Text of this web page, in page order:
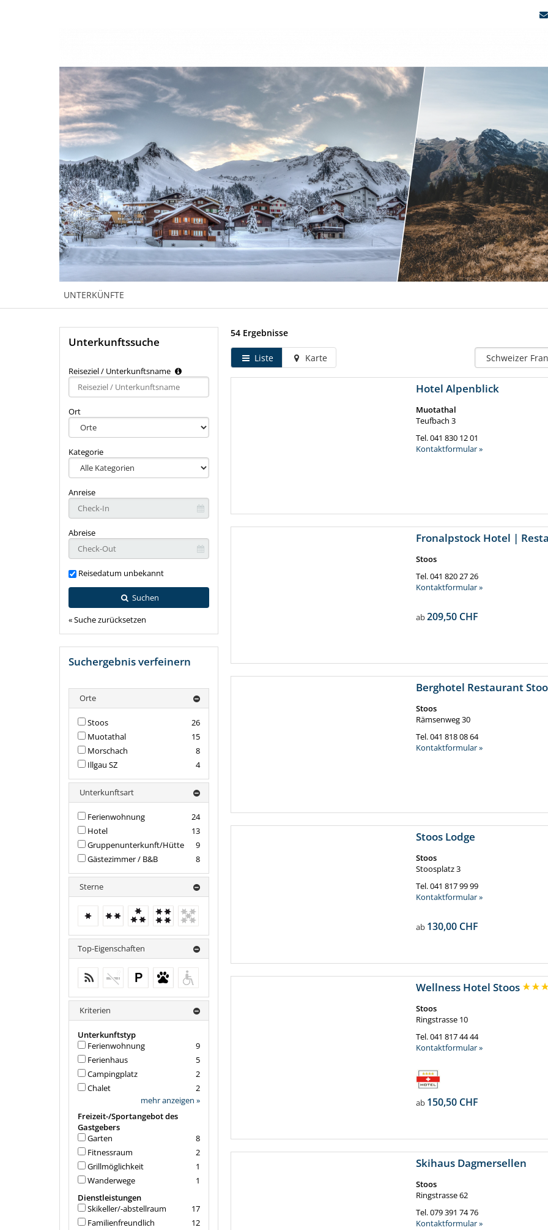
UNTERKÜNFTE
54 Ergebnisse
Liste Karte
Hotel Alpenblick
Muotathal
Teufbach 3
Tel.041 830 12 01
Kontaktformular »
Fronalpstock Hotel |
Stoos
Tel.041 820 27 26
Kontaktformular »
ab209,50 CHF
Berghotel Restaurant
Stoos
Rämsenweg 30
Tel.041 818 08 64
Kontaktformular »
Stoos Lodge
Stoos
Stoosplatz 3
Tel.041 817 99 99
Kontaktformular »
ab 130,00 CHF
Wellness Hotel Stoos
Stoos
Ringstrasse 10
Tel.041 817 44 44
Kontaktformular »
ab 150,50 CHF
Skihaus Dagmersellen
Stoos
Ringstrasse 62
Tel.079 391 74 76
Kontaktformular »
Unterkunftssuche
Reiseziel / Unterkunftsname
Ort
Kategorie
Anreise
Abreise
Reisedatum unbekannt
Suchen
« Suche zurücksetzen
Suchergebnis verfeinern
Orte
26
Stoos
15
Muotathal
8
Morschach
4
Illgau SZ
Unterkunftsart
24
Ferienwohnung
13
Hotel
9
Gruppenunterkunft/Hütte
8
Gästezimmer / B&B
Sterne
1 Stern 2 Sterne3 Sterne 4 Sternekeine
weiteren
Treffer
Top-Eigenschaften
keine weiteren Treffer
ParkplatzHaustiere erlaubt
keine
weiteren
Treffer
Kriterien
Unterkunftstyp
9
Ferienwohnung
5
Ferienhaus
2
Campingplatz
2
Chalet
mehr anzeigen »
Freizeit-/Sportangebot des
Gastgebers
8
Garten
2
Fitnessraum
1
Grillmöglichkeit
1
Wanderwege
Dienstleistungen
17
Skikeller/-abstellraum
12
Familienfreundlich